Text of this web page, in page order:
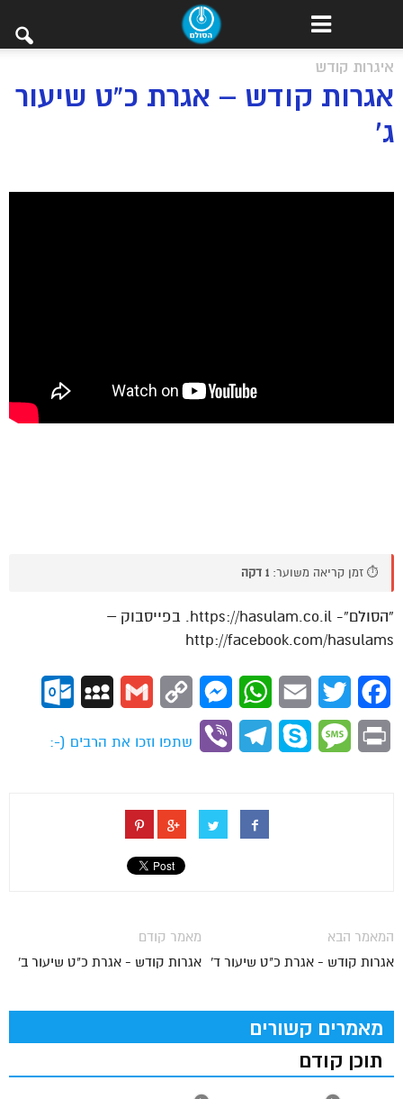
איגרות קודש
אגרות קודש – אגרת כ”ט שיעור
ג’
⏱️ זמן קריאה משוער: 1 דקה
“הסולם”- https://hasulam.co.il. בפייסבוק –
http://facebook.com/hasulams
Facebook
Twitter
Email
WhatsApp
Messenger
Copy
Gmail
MySpace
Print
Message
Skype
Telegram
Viber
שתפו וזכו את הרבים (-:
מאמר קודם
אגרות קודש - אגרת כ"ט שיעור ב'
המאמר הבא
אגרות קודש - אגרת כ"ט שיעור ד'
מאמרים קשורים
תוכן קודם